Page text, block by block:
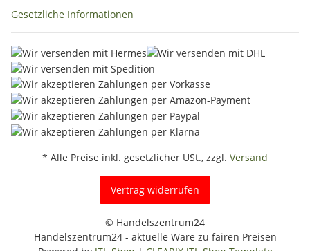
Gesetzliche Informationen
* Alle Preise inkl. gesetzlicher USt., zzgl. Versand
Vertrag widerrufen
© Handelszentrum24
Handelszentrum24 - aktuelle Ware zu fairen Preisen